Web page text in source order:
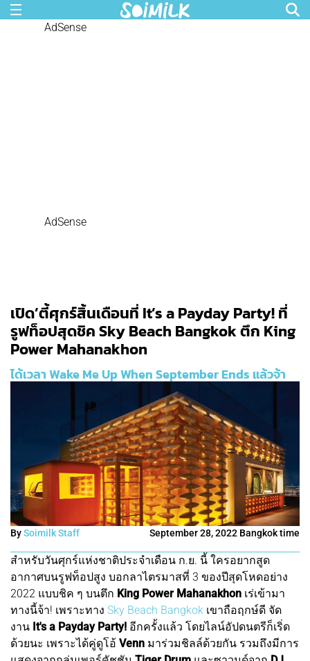
AdSense
AdSense
เปิด’ตี้ศุกร์สิ้นเดือนที่ It’s a Payday Party! ที่
รูฟท็อปสุดชิค Sky Beach Bangkok ตึก King
Power Mahanakhon
ได้เวลา Wake Me Up When September Ends แล้วจ้า
BySoimilk Staff September 28, 2022 Bangkok time
สำหรับวันศุกร์แห่งชาติประจำเดือน ก.ย. นี้ ใครอยากสูด
อากาศบนรูฟท็อปสูง บอกลาไตรมาสที่ 3 ของปีสุดโหดอย่าง
2022 แบบชิค ๆ บนตึก King Power Mahanakhon เร่เข้ามา
ทางนี้จ้า! เพราะทาง Sky Beach Bangkok เขาถือฤกษ์ดี จัด
งาน It's a Payday Party! อีกครั้งแล้ว โดยไลน์อัปดนตรีก็เริ่ด
ด้วยนะ เพราะได้คู่ดูโอ้ Venn มาร่วมชิลล์ด้วยกัน รวมถึงมีการ